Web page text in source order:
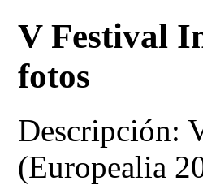
V Festival
fotos
Descripción:
(Europealia